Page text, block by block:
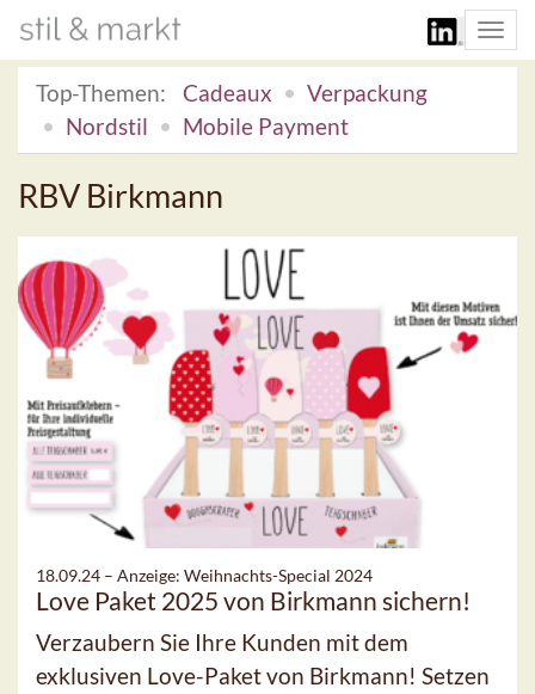
Top-Themen:
Cadeaux
Verpackung
Nordstil
Mobile Payment
RBV Birkmann
18.09.24 – Anzeige: Weihnachts-Special 2024
Love Paket 2025 von Birkmann sichern!
Verzaubern Sie Ihre Kunden mit dem
exklusiven Love-Paket von Birkmann! Setzen